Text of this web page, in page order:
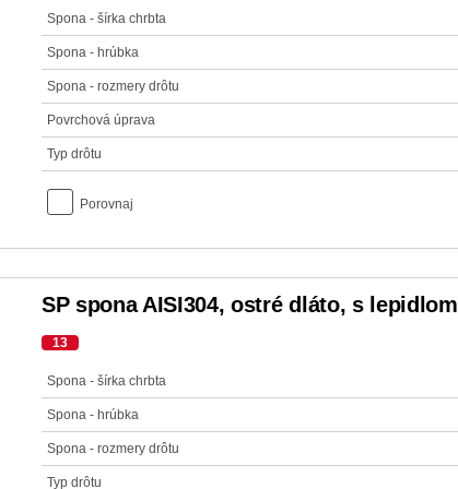
Spona - šírka chrbta
Spona - hrúbka
Spona - rozmery drôtu
Povrchová úprava
Typ drôtu
Porovnaj
SP spona AISI304, ostré dláto, s lepidlom
13
Spona - šírka chrbta
Spona - hrúbka
Spona - rozmery drôtu
Typ drôtu